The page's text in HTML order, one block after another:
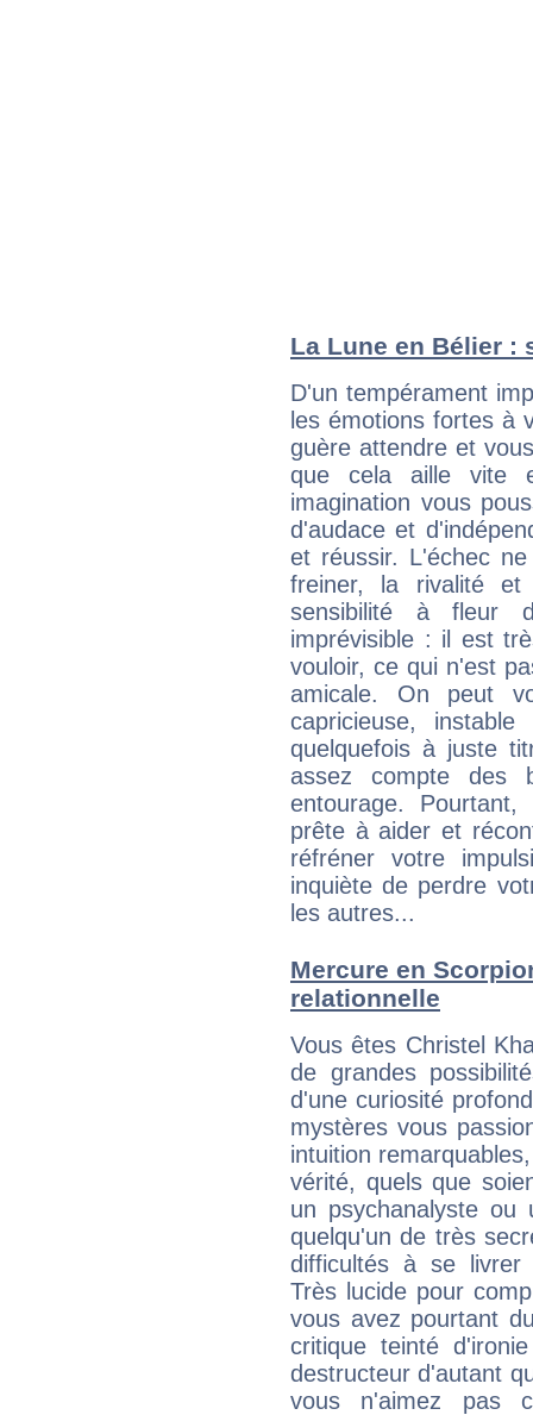
La Lune en Bélier :
D'un tempérament
les émotions fortes à
guère attendre et
que cela aille vite
imagination vous
d'audace et
et réussir. L'échec
freiner, la rivalité et
sensibilité à fleur
imprévisible : il est
vouloir, ce qui n'est
amicale. On peut
capricieuse,
quelquefois à juste
assez compte des
entourage.
prête à aider et
réfréner votre
inquiète de perdre
les autres...
Mercure en
relationnelle
Vous êtes Christel
de grandes
d'une curiosité
mystères vous
intuition
vérité, quels que
un psychanalyste ou
quelqu'un de très
difficultés à se livrer
Très lucide pour
vous avez pourtant
critique teinté
destructeur d'autant
vous n'aimez pas